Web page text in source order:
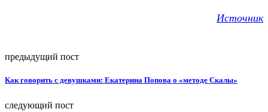
Источник
предыдущий пост
Как говорить с девушками: Екатерина Попова о «методе Скалы»
следующий пост